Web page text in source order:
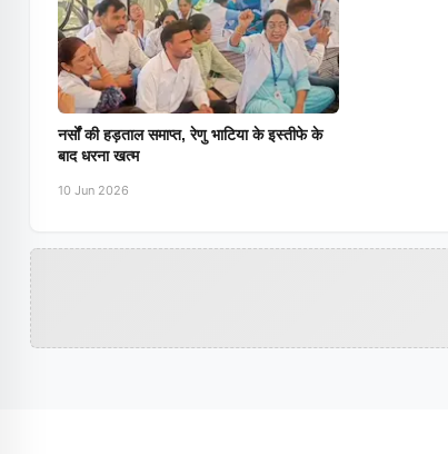
नर्सों की हड़ताल समाप्त, रेणु भाटिया के इस्तीफे के
बाद धरना खत्म
10 Jun 2026